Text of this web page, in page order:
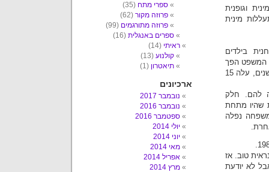
וגופנית
מינית
ופולחנית בילדים
הואשמו בהתעללות מינית ב-48 ילדים, המשפט הפך
לאחד המשפטים היקרים ביותר בהסטוריה של ארה"ב. הוא נמשך שש שנים, עלה 15
להם. חלק
שהיו מתחת
נפלה
טוב. אז
לא יודעת
ספרי מתח (35)
פרוזה מקור (62)
פרוזה מתורגמים (99)
ספרים באנגלית (16)
ראיתי (14)
קולנוע (13)
תיאטרון (1)
ארכיונים
נובמבר 2017
נובמבר 2016
ספטמבר 2016
יולי 2014
יוני 2014
מאי 2014
אפריל 2014
מרץ 2014